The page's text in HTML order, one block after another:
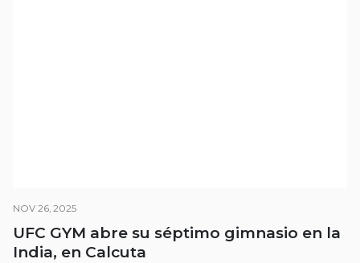
NOV 26, 2025
UFC GYM abre su séptimo gimnasio en la
India, en Calcuta